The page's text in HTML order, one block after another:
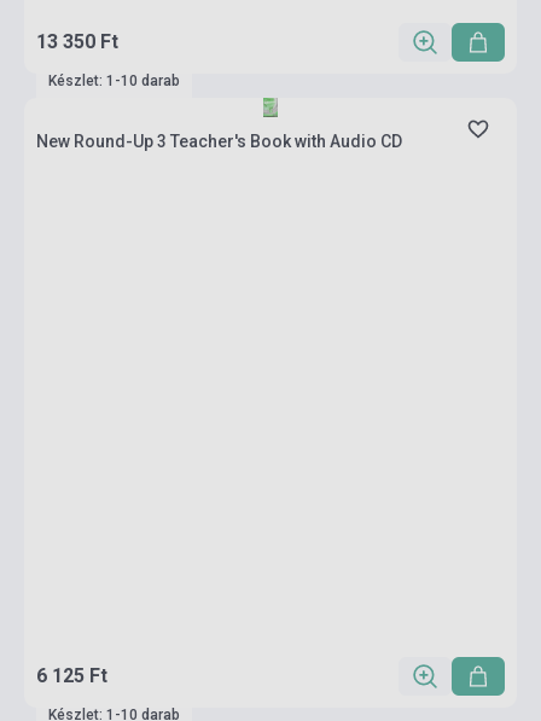
13 350 Ft
Készlet: 1-10 darab
New Round-Up 3 Teacher's Book with Audio CD
6 125 Ft
Készlet: 1-10 darab